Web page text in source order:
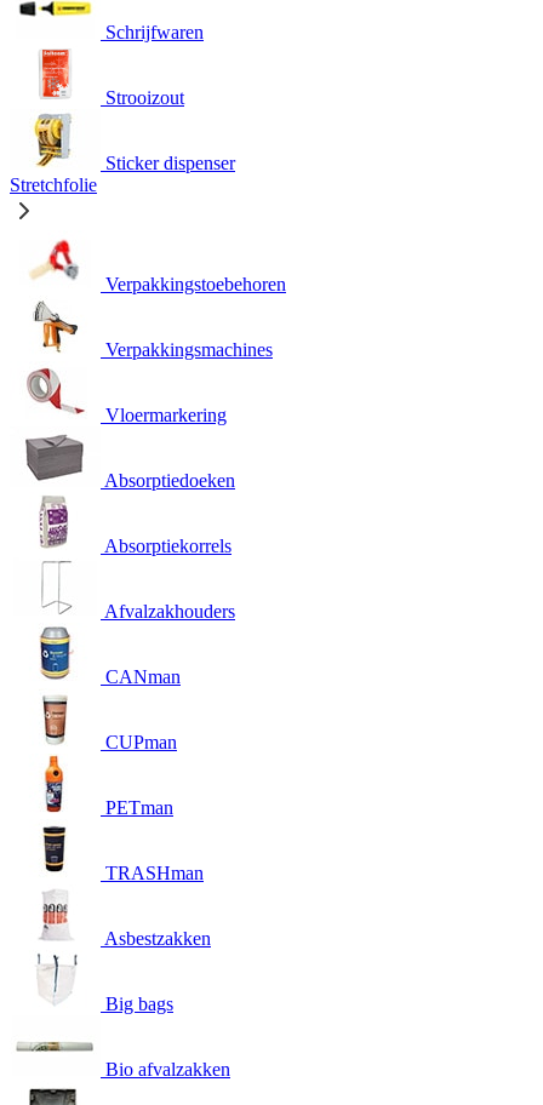
Schrijfwaren
Strooizout
Sticker dispenser
Stretchfolie
Verpakkingstoebehoren
Verpakkingsmachines
Vloermarkering
Absorptiedoeken
Absorptiekorrels
Afvalzakhouders
CANman
CUPman
PETman
TRASHman
Asbestzakken
Big bags
Bio afvalzakken